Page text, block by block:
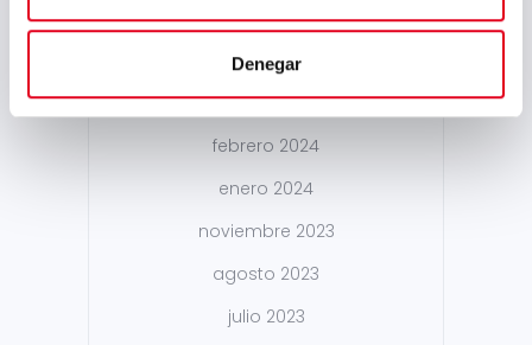
Denegar
mayo 2024
abril 2024
marzo 2024
febrero 2024
enero 2024
noviembre 2023
agosto 2023
julio 2023